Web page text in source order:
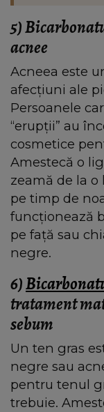
5)
acnee
Acneea este
afecțiuni ale
Persoanele
“erupții” au
cosmetice
Amestecă o
zeamă de la
pe timp de
funcționează
pe față sau
negre.
6)
tratament
sebum
Un ten gras
negre sau
pentru tenul
trebuie.